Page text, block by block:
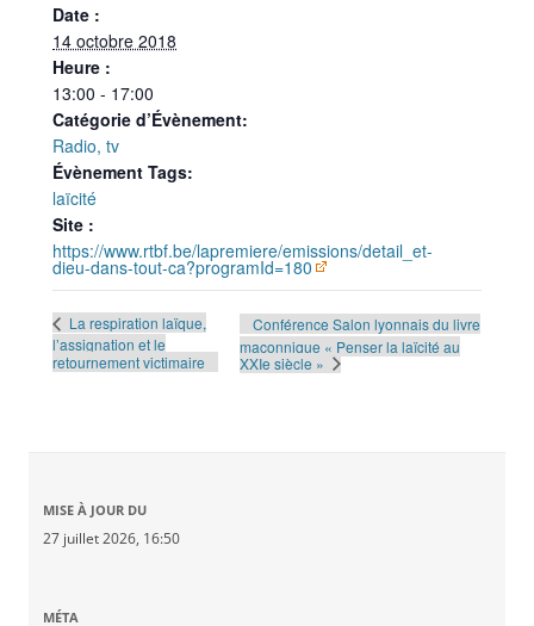
Date :
14 octobre 2018
Heure :
13:00 - 17:00
Catégorie d’Évènement:
Radio, tv
Évènement Tags:
laïcité
Site :
https://www.rtbf.be/lapremiere/emissions/detail_et-
dieu-dans-tout-ca?programId=180
La respiration laïque,
l’assignation et le
retournement victimaire
Conférence Salon lyonnais du livre
maçonnique « Penser la laïcité au
XXIe siècle »
MISE À JOUR DU
27 juillet 2026, 16:50
MÉTA